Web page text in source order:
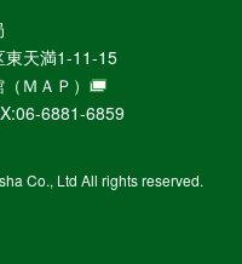
東天満1-11-15
（ＭＡＰ）
6881-6859
Co., Ltd All rights reserved.